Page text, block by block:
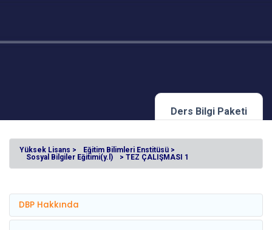
Ders Bilgi Paketi
Yüksek Lisans >
Eğitim Bilimleri Enstitüsü >
Sosyal Bilgiler Eğitimi(y.l)
> TEZ ÇALIŞMASI 1
DBP Hakkında